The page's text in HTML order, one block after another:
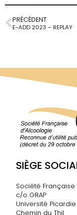
PRÉCÉDENT
E-ADD 2023 – REPLAY
SIÈGE
Société Française
c/o GRAP
Université
Chemin du Thil